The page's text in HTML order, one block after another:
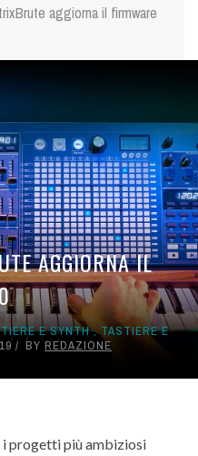
aggiorna il firmware
AGGIORNA IL
E SYNTH ,TASTIERE E
BY REDAZIONE
i progetti più ambiziosi